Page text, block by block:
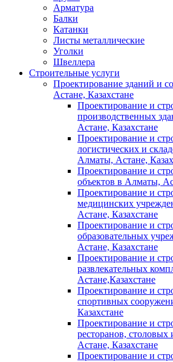
Арматура
Балки
Катанки
Листы металлические
Уголки
Швеллера
Строительные услуги
Проектирование зданий и
Астане, Казахстане
Проектирование и
производственных
Астане, Казахстане
Проектирование и
логистических и
Алматы, Астане,
Проектирование и
объектов в Алматы,
Проектирование и
медицинских
Астане, Казахстане
Проектирование и
образовательных
Астане, Казахстане
Проектирование и
развлекательных
Астане,Казахстане
Проектирование и
спортивных
Казахстане
Проектирование и
ресторанов,
Астане, Казахстане
Проектирование и